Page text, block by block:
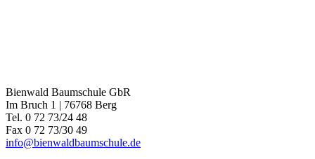
Bienwald Baumschule GbR
Im Bruch 1 | 76768 Berg
Tel. 0 72 73/24 48
Fax 0 72 73/30 49
info@bienwaldbaumschule.de